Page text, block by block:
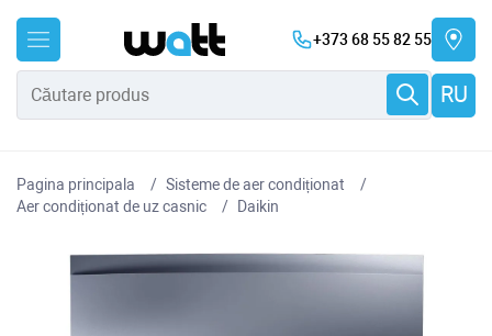
+373 68 55 82 55
RU
Pagina principala
Sisteme de aer condiționat
Aer condiționat de uz casnic
Daikin